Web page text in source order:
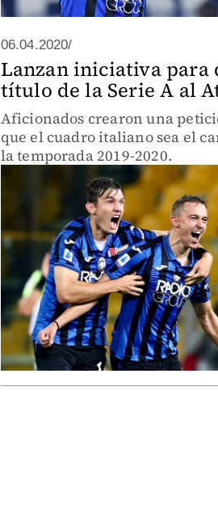
06.04.2020/
Lanzan iniciativa para
título de la Serie A al
Aficionados crearon una
que el cuadro italiano sea el
la temporada 2019-2020.